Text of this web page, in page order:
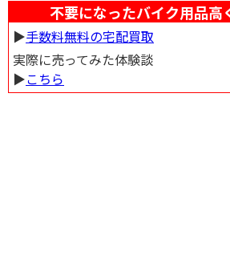
駒国定公園や伊豆沼・内沼などの観光スポットへの
の駅 みやぎ米山は、地元の美味しいものを堪能
光拠点としても便利な場所です。
不要になったバイク用品高
▶︎手数料無料の宅配買取
実際に売ってみた体験談
▶︎こちら